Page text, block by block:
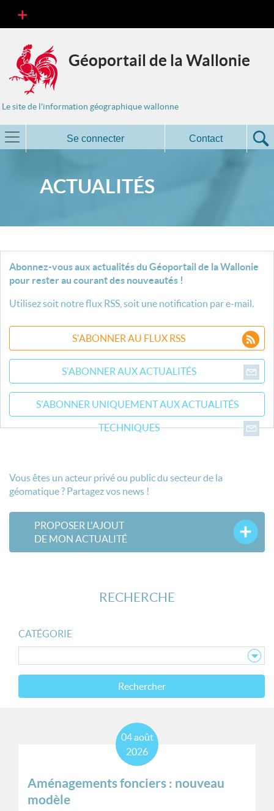
Géoportail de la Wallonie
Le site de l'information géographique wallonne
Se connecter Contact
ACTUALITÉS
Abonnez-vous aux actualités du Géoportail de la Wallonie
pour rester au courant des nouveautés !
Utilisez soit notre flux RSS, soit une notification par e-mail.
S'ABONNER AU FLUX RSS
S'ABONNER AUX ACTUALITÉS
S'ABONNER UNIQUEMENT AUX ACTUALITÉS
TECHNIQUES
Vous êtes un acteur privé ou public du secteur de la
géomatique ? Partagez vos news !
PROPOSER L'AJOUT
DE MON ACTUALITÉ
RECHERCHE
CATÉGORIE
Rechercher
Aménagements fonciers : nouveau
modèle
04août
2026